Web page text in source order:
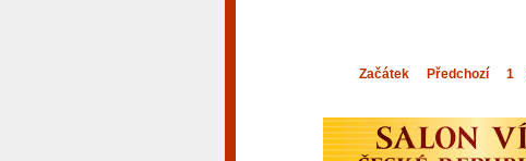
Začátek
Předchozí 1